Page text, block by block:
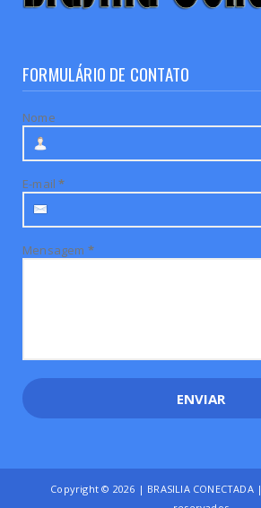
FORMULÁRIO DE CONTATO
Nome
E-mail*
Mensagem *
Copyright © 2026 | BRASILIA